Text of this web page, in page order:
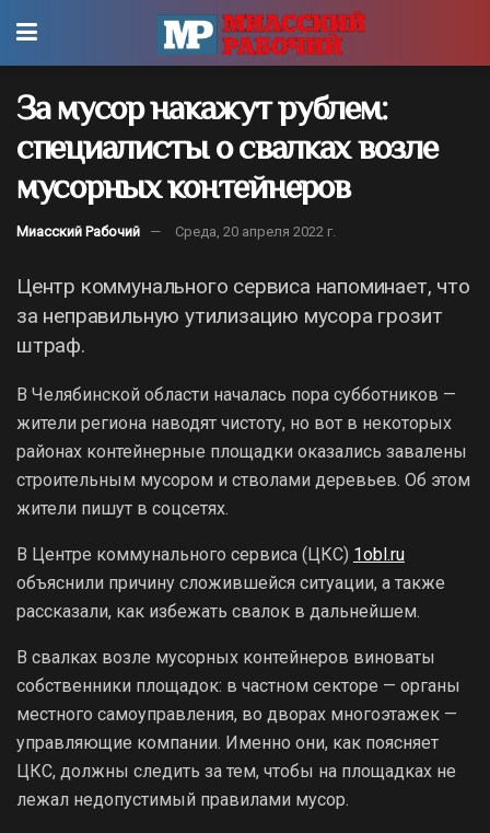
За мусор накажут рублем:
специалисты о свалках возле
мусорных контейнеров
Миасский Рабочий Среда, 20 апреля 2022 г.
Центр коммунального сервиса напоминает, что
за неправильную утилизацию мусора грозит
штраф.
В Челябинской области началась пора субботников —
жители региона наводят чистоту, но вот в некоторых
районах контейнерные площадки оказались завалены
строительным мусором и стволами деревьев. Об этом
жители пишут в соцсетях.
В Центре коммунального сервиса (ЦКС) 1obl.ru
объяснили причину сложившейся ситуации, а также
рассказали, как избежать свалок в дальнейшем.
В свалках возле мусорных контейнеров виноваты
собственники площадок: в частном секторе — органы
местного самоуправления, во дворах многоэтажек —
управляющие компании. Именно они, как поясняет
ЦКС, должны следить за тем, чтобы на площадках не
лежал недопустимый правилами мусор.